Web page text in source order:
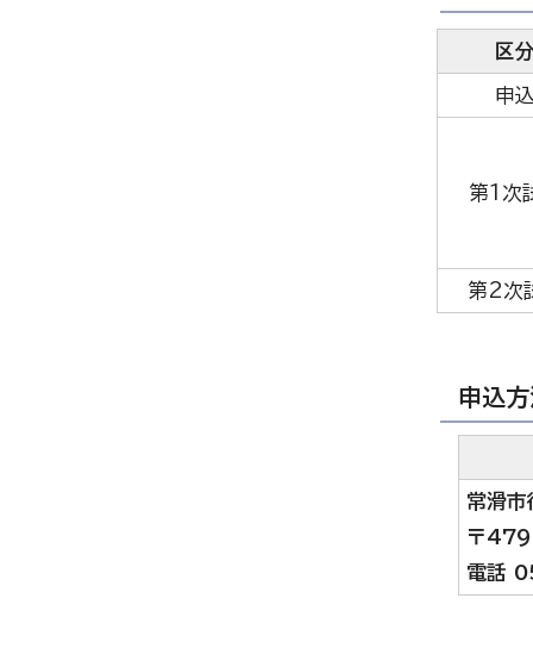
区分
申込
第1次
第2次
申込
常滑市
〒
電話